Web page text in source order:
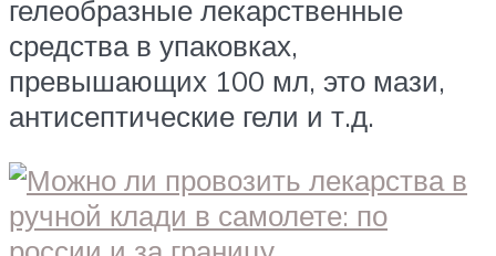
гелеобразные лекарственные
средства в упаковках,
превышающих 100 мл, это мази,
антисептические гели и т.д.